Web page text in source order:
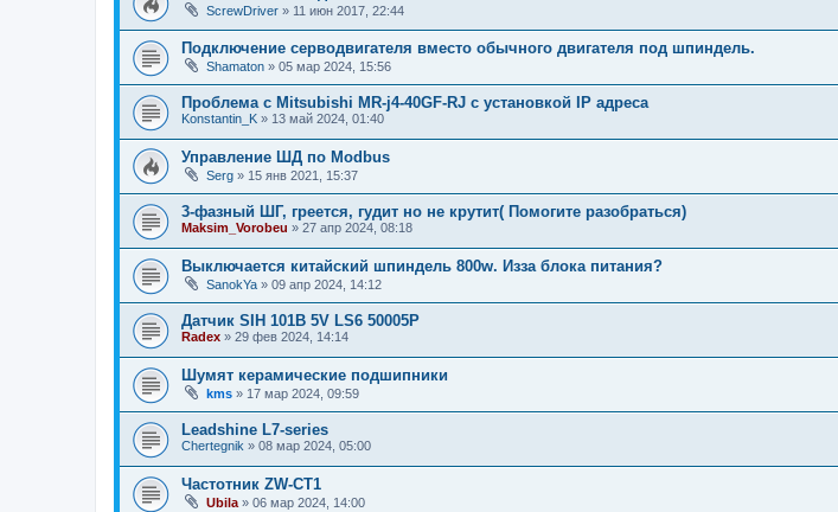
ScrewDriver » 11 июн 2017, 22:44
Подключение серводвигателя вместо обычного двигателя под шпиндель.
Shamaton » 05 мар 2024, 15:56
Проблема с Mitsubishi MR-j4-40GF-RJ с установкой IP адреса
Konstantin_K » 13 май 2024, 01:40
Управление ШД по Modbus
Serg » 15 янв 2021, 15:37
3-фазный ШГ, греется, гудит но не крутит( Помогите разобраться)
Maksim_Vorobeu » 27 апр 2024, 08:18
Выключается китайский шпиндель 800w. Изза блока питания?
SanokYa » 09 апр 2024, 14:12
Датчик SIH 101B 5V LS6 50005P
Radex » 29 фев 2024, 14:14
Шумят керамические подшипники
kms » 17 мар 2024, 09:59
Leadshine L7-series
Chertegnik » 08 мар 2024, 05:00
Частотник ZW-CT1
Ubila» 06 мар 2024, 14:00